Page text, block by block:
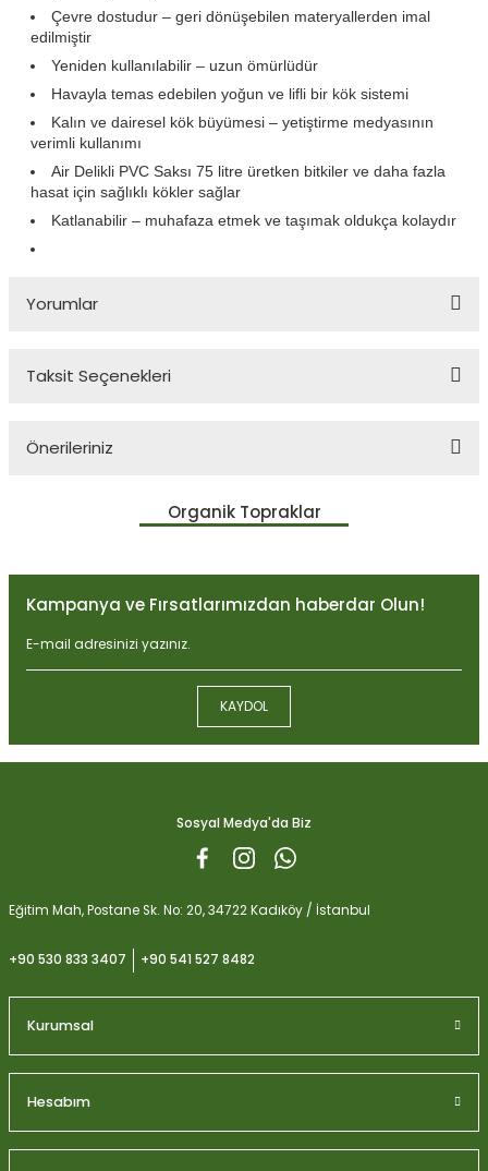
Yorum Yaz Fiyatı Düşünce Haber
Çevre dostudur – geri dönüşebilen materyallerden imal
edilmiştir
Yeniden kullanılabilir – uzun ömürlüdür
Havayla temas edebilen yoğun ve lifli bir kök sistemi
Kalın ve dairesel kök büyümesi – yetiştirme medyasının
verimli kullanımı
Air Delikli PVC Saksı 75 litre üretken bitkiler ve daha fazla
hasat için sağlıklı kökler sağlar
Katlanabilir – muhafaza etmek ve taşımak oldukça kolaydır
Yorumlar
Taksit Seçenekleri
Önerileriniz
Bu ürünün fiyat bilgisi, resim, ürün açıklamalarında ve diğer
konularda yetersiz gördüğünüz noktaları öneri formunu kullanarak
Ürün resmi kalitesiz, bozuk veya görüntülenemiyor.
Ürün açıklamasında eksik bilgiler bulunuyor.
Ürün bilgilerinde hatalar bulunuyor.
Ürün fiyatı diğer sitelerden daha pahalı.
Bu ürüne benzer farklı alternatifler olmalı.
Organik Topraklar
Kampanya ve Fırsatlarımızdan haberdar Olun!
KAYDOL
Sosyal Medya'da Biz
Eğitim Mah, Postane Sk. No: 20, 34722 Kadıköy / İstanbul
+90 530 833 3407 +90 541 527 8482
Kurumsal
Hesabım